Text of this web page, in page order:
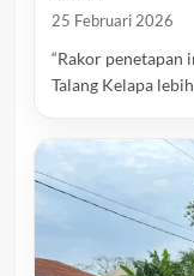
25 Februari 2026
“Rakor penetapan
Talang Kelapa